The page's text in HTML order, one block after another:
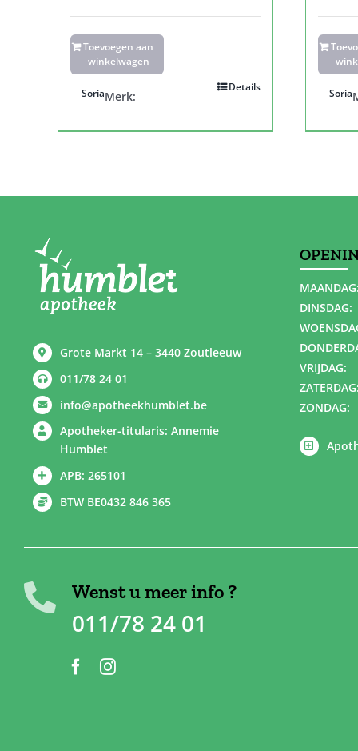
Toevoegen aan
winkelwagen
Details
Merk:
Soria Soria
Grote Markt 14 – 3440 Zoutleeuw
011/78 24 01
info@apotheekhumblet.be
Apotheker-titularis: Annemie
Humblet
APB: 265101
BTW BE0432 846 365
DINSDAG:
VRIJDAG:
ZONDAG:
Wenst u meer info ?
011/78 24 01